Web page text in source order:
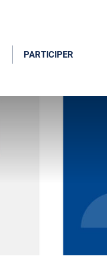
PARTICIPER